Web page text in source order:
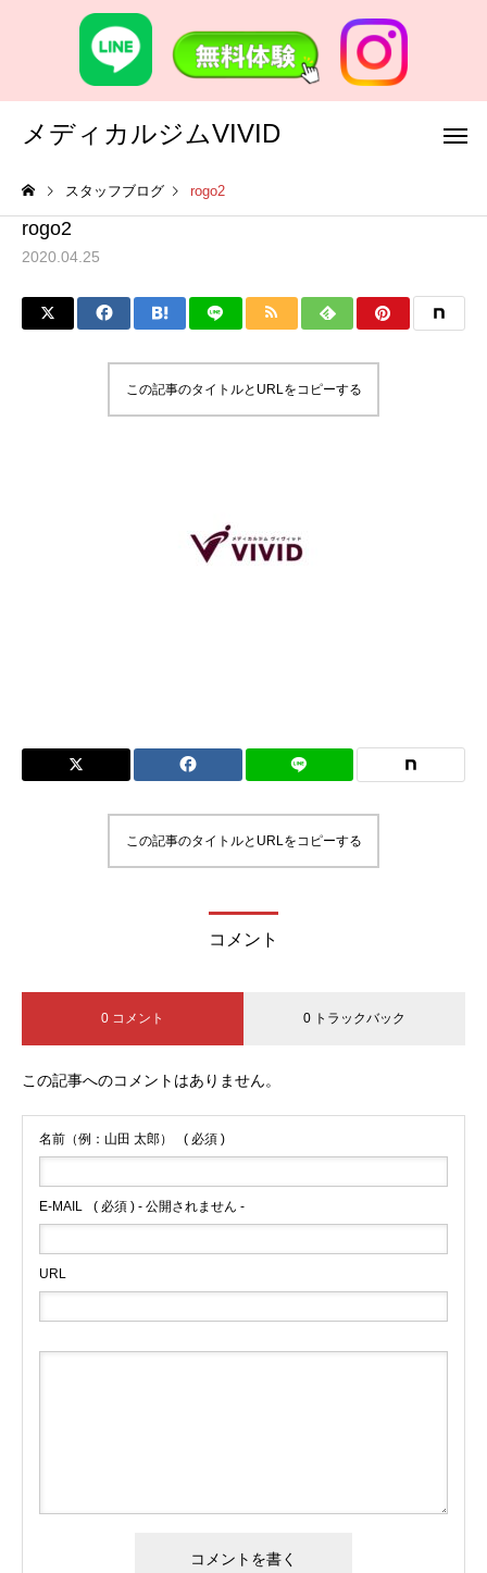
メディカルジムVIVID
スタッフブログ rogo2
rogo2
2020.04.25
この記事のタイトルとURLをコピーする
この記事のタイトルとURLをコピーする
コメント
0 コメント 0 トラックバック
この記事へのコメントはありません。
名前（例：山田 太郎） ( 必須 )
E-MAIL ( 必須 ) - 公開されません -
URL